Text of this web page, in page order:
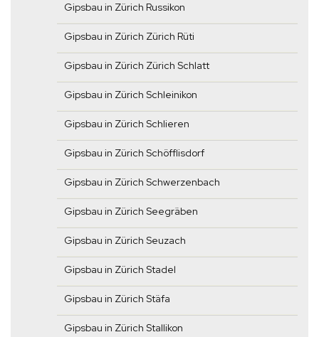
Gipsbau in Zürich Russikon
Gipsbau in Zürich Zürich Rüti
Gipsbau in Zürich Zürich Schlatt
Gipsbau in Zürich Schleinikon
Gipsbau in Zürich Schlieren
Gipsbau in Zürich Schöfflisdorf
Gipsbau in Zürich Schwerzenbach
Gipsbau in Zürich Seegräben
Gipsbau in Zürich Seuzach
Gipsbau in Zürich Stadel
Gipsbau in Zürich Stäfa
Gipsbau in Zürich Stallikon